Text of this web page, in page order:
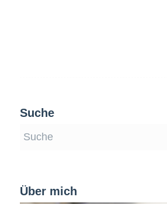
Suche
Über mich